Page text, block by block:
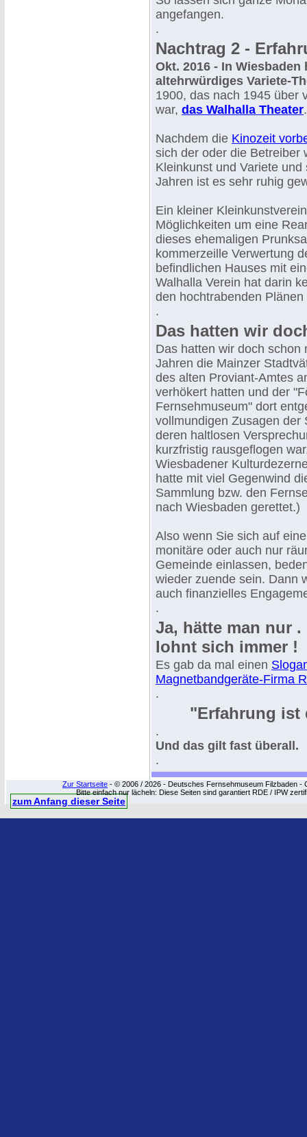
angefangen.
.
Nachtrag 2 -
Okt. 2016 - In Wiesbaden
altehrwürdiges Variete-
1900, das nach 1945 über
war, das Walhalla Theater.
Nachdem die Kinozeit
sich der oder die Betreiber
Kleinkunst und Variete und
Jahren ist es sehr ruhig
Ein kleiner
Möglichkeiten um eine
dieses ehemaligen
kommerzeille Verwertung
befindlichen Hauses mit
Walhalla Verein hat darin
den hochtrabenden
.
Das hatten wir
Das hatten wir doch schon
Jahren die Mainzer
des alten Proviant-Amtes
verhökert hatten und der
Fernsehmuseum" dort
vollmundigen Zusagen der
deren haltlosen
kurzfristig rausgeflogen
Wiesbadener
hatte mit viel Gegenwind
Sammlung bzw. den
nach Wiesbaden gerettet.)
Also wenn Sie sich auf
monitäre oder auch nur
Gemeinde einlassen,
wieder zuende sein. Dann
auch finanzielles
.
Ja, hätte man nur
lohnt sich immer !
Es gab da mal einen
Magnetbandgeräte-Firma
.
"Erfahrung ist
.
Und das gilt fast überall.
.
Zur Startseite - © 2006 / 2026 - Deutsches Fernsehmuseum Filzbaden -
Bitte einfach nur lächeln: Diese Seiten sind garantiert RDE / IPW
zum Anfang dieser Seite